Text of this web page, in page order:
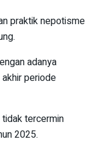
praktik nepotisme
adanya
periode
tidak tercermin
2025.